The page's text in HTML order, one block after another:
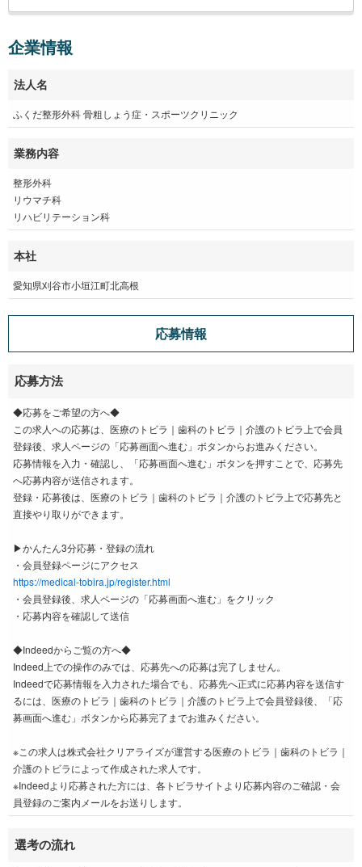
企業情報
法人名
ふくだ整形外科 骨粗しょう症・スポーツクリニック
業務内容
整形外科
リウマチ科
リハビリテーション科
本社
愛知県刈谷市小垣江町北高根
応募情報
応募方法
◆応募をご希望の方へ◆
この求人への応募は、医療のトビラ｜歯科のトビラ｜介護のトビラ上で会員
登録後、求人ページの「応募画面へ進む」ボタンからお進みください。
応募情報を入力・確認し、「応募画面へ進む」ボタンを押すことで、応募先
へ応募内容が送信されます。
登録・応募後は、医療のトビラ｜歯科のトビラ｜介護のトビラ上で応募先と
直接やり取りができます。
▶かんたん3分応募・登録の流れ
・会員登録ページにアクセス
https://medical-tobira.jp/register.html
・会員登録後、求人ページの「応募画面へ進む」をクリック
・応募内容を確認して送信
◆Indeedからご覧の方へ◆
Indeed上での操作のみでは、応募先への応募は完了しません。
Indeedで応募情報を入力された場合でも、応募先へ正式に応募内容を送信す
るには、医療のトビラ｜歯科のトビラ｜介護のトビラ上で会員登録後、「応
募画面へ進む」ボタンから応募完了までお進みください。
※この求人は株式会社クリアライズが運営する医療のトビラ｜歯科のトビラ｜
介護のトビラによって作成された求人です。
※Indeedより応募された方には、各トビラサイトより応募内容のご確認・会
員登録のご案内メールをお送りします。
選考の流れ